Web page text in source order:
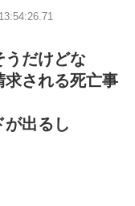
うだけどな
求される死亡事
が出るし